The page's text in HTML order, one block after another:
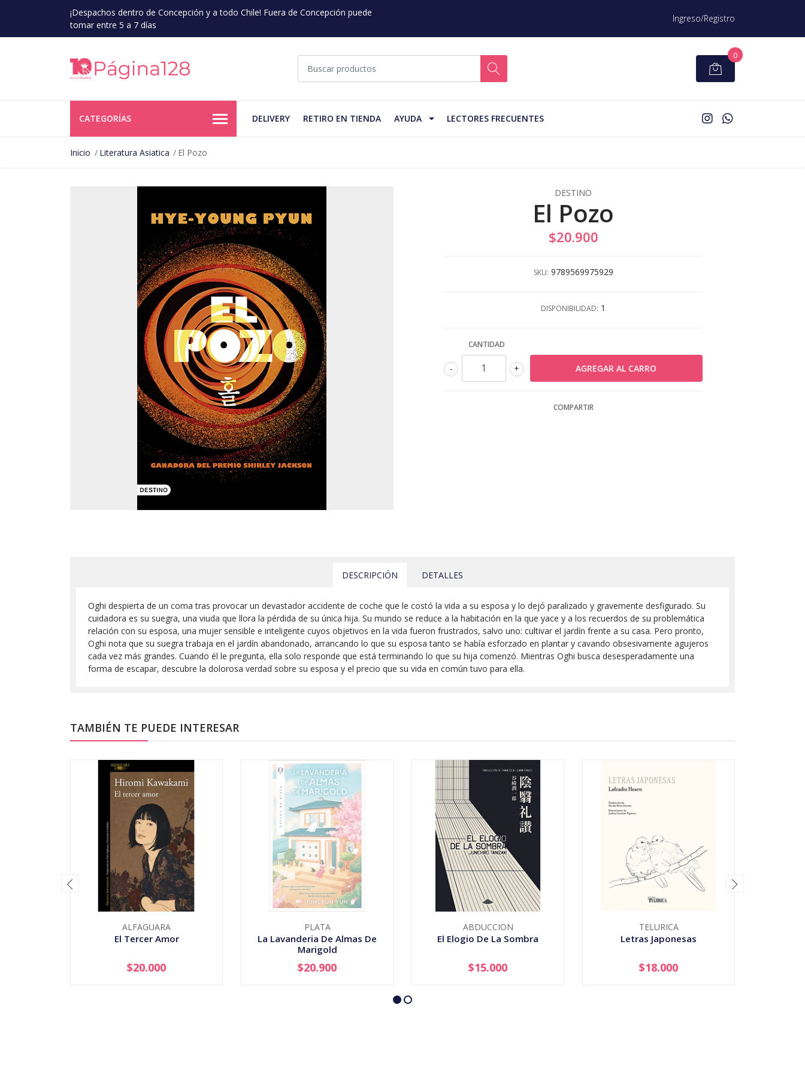
¡Despachos dentro de Concepción y a todo Chile! Fuera de Concepción puede
tomar entre 5 a 7 días
Ingreso/Registro
0
CATEGORÍAS DELIVERY RETIRO EN TIENDA AYUDA LECTORES FRECUENTES
Inicio Literatura Asiatica El Pozo
DESTINO
El Pozo
$20.900
SKU: 9789569975929
DISPONIBILIDAD: 1
CANTIDAD
+
-
COMPARTIR
DESCRIPCIÓN DETALLES
Oghi despierta de un coma tras provocar un devastador accidente de coche que le costó la vida a su esposa y lo dejó paralizado y gravemente desfigurado. Su
cuidadora es su suegra, una viuda que llora la pérdida de su única hija. Su mundo se reduce a la habitación en la que yace y a los recuerdos de su problemática
relación con su esposa, una mujer sensible e inteligente cuyos objetivos en la vida fueron frustrados, salvo uno: cultivar el jardín frente a su casa. Pero pronto,
Oghi nota que su suegra trabaja en el jardín abandonado, arrancando lo que su esposa tanto se había esforzado en plantar y cavando obsesivamente agujeros
cada vez más grandes. Cuando él le pregunta, ella solo responde que está terminando lo que su hija comenzó. Mientras Oghi busca desesperadamente una
forma de escapar, descubre la dolorosa verdad sobre su esposa y el precio que su vida en común tuvo para ella.
TAMBIÉN TE PUEDE INTERESAR
ALFAGUARA
El Tercer Amor
+
$20.000
PLATA
La Lavanderia De Almas De
Marigold
AGOTADO
$20.900
ABDUCCION
El Elogio De La Sombra
+
$15.000
TELURICA
Letras Japonesas
+
$18.000